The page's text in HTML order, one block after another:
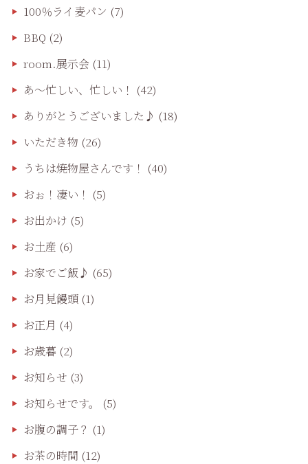
100％ライ麦パン (7)
BBQ (2)
room.展示会(11)
あ〜忙しい、忙しい！ (42)
ありがとうございました♪ (18)
いただき物 (26)
うちは焼物屋さんです！ (40)
おぉ！凄い！ (5)
お出かけ (5)
お土産 (6)
お家でご飯♪ (65)
お月見饅頭(1)
お正月 (4)
お歳暮 (2)
お知らせ (3)
お知らせです。
(5)
お腹の調子？ (1)
お茶の時間 (12)